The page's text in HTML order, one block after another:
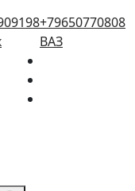
+79650770808
ВАЗ